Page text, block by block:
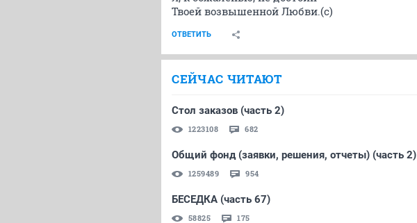
Твоей возвышенной Любви.(с)
ОТВЕТИТЬ
СЕЙЧАС ЧИТАЮТ
Стол заказов (часть 2)
1223108 682
Общий фонд (заявки, решения, отчеты) (часть 2)
1259489 954
БЕСЕДКА (часть 67)
58825 175